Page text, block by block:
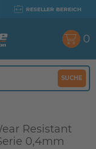
RESELLER BEREICH
SUCHE
0
Resistant
0,4mm